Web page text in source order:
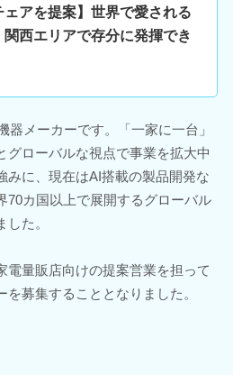
ェアを提案】世界で愛される
西エリアで存分に発揮でき
器メーカーです。「一家に一台」
グローバルな視点で事業を拡大中
みに、現在はAI搭載の製品開発な
70カ国以上で展開するグローバル
た。
電量販店向けの提案営業を担って
募集することとなりました。